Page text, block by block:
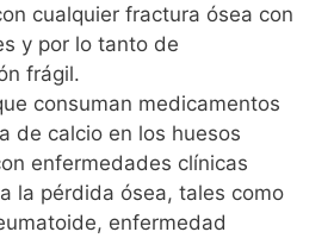
cualquier fractura ósea con
y por lo tanto de
frágil.
consuman medicamentos
de calcio en los huesos
enfermedades clínicas
la pérdida ósea, tales como
enfermedad